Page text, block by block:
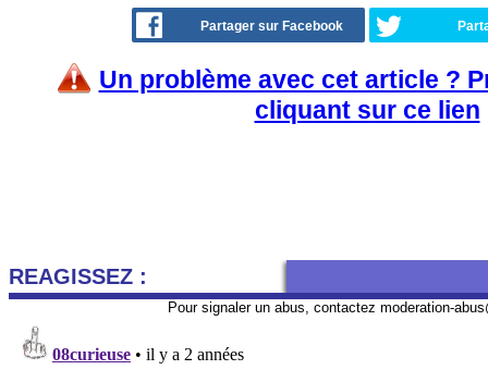
Partager sur Facebook
Un problème avec cet article ?
cliquant sur ce lien
REAGISSEZ :
Pour signaler un abus, contactez moderation-